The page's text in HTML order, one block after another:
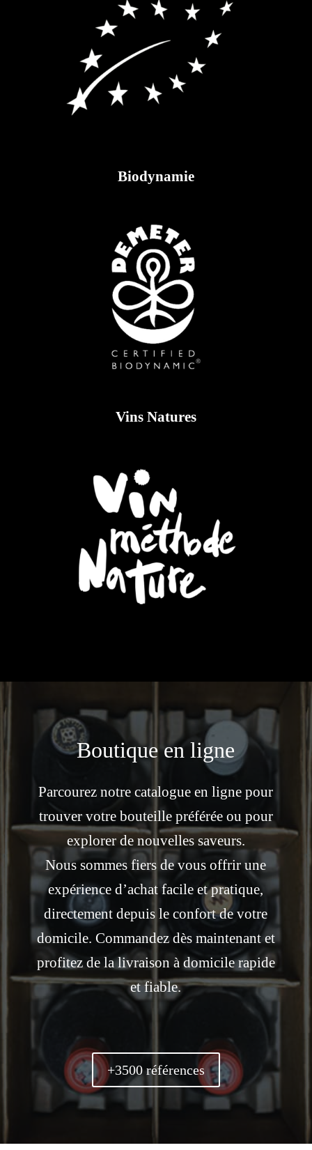
Biodynamie
Vins Natures
Boutique en ligne
Parcourez notre catalogue en ligne pour
trouver votre bouteille préférée ou pour
explorer de nouvelles saveurs.
Nous sommes fiers de vous offrir une
expérience d’achat facile et pratique,
directement depuis le confort de votre
domicile. Commandez dès maintenant et
profitez de la livraison à domicile rapide
et fiable.
+3500 références